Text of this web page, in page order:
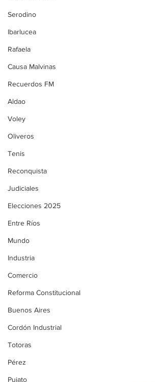
Serodino
Ibarlucea
Rafaela
Causa Malvinas
Recuerdos FM
Aldao
Voley
Oliveros
Tenis
Reconquista
Judiciales
Elecciones 2025
Entre Ríos
Mundo
Industria
Comercio
Reforma Constitucional
Buenos Aires
Cordón Industrial
Totoras
Pérez
Pujato